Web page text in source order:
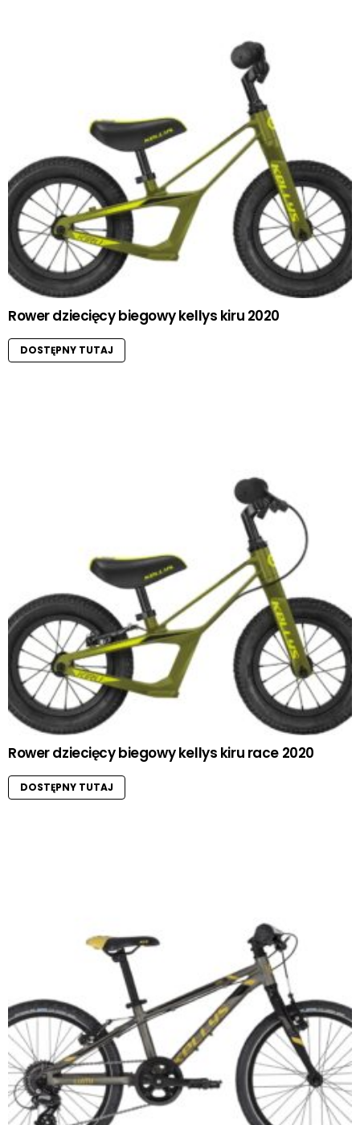
Rower dziecięcy biegowy kellys kiru 2020
DOSTĘPNY TUTAJ
Rower dziecięcy biegowy kellys kiru race 2020
DOSTĘPNY TUTAJ